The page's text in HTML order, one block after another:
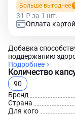
Добавка
поддержанию
Подробнее
Количество
90
Бренд
Страна
Для кого
Больше выгоднее
31 ₽ за 1 шт.
Оплата